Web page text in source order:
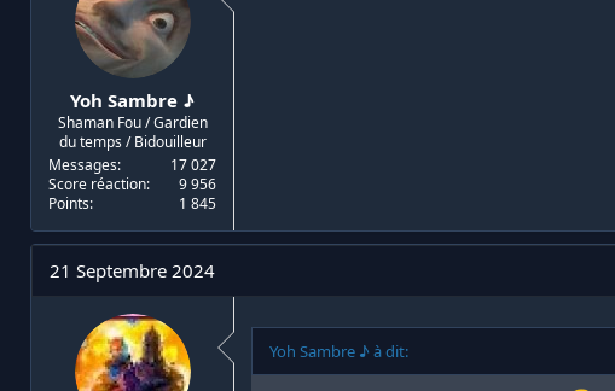
Yoh Sambre ♪
Shaman Fou / Gardien
du temps / Bidouilleur
Messages
17 027
Score réaction
9 956
Points
1 845
21 Septembre 2024
Yoh Sambre ♪ à dit: